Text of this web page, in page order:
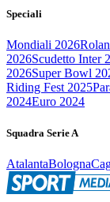
Speciali
Mondiali 2026
2026Scudetto Inter
2026Super Bowl
Riding Fest 2025
2024Euro 2024
Squadra Serie A
AtalantaBologna